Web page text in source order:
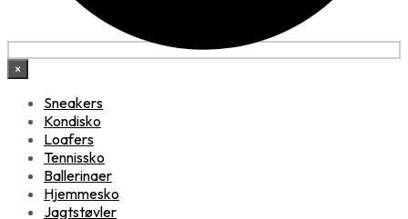
×
Sneakers
Kondisko
Loafers
Tennissko
Ballerinaer
Hjemmesko
Jagtstøvler